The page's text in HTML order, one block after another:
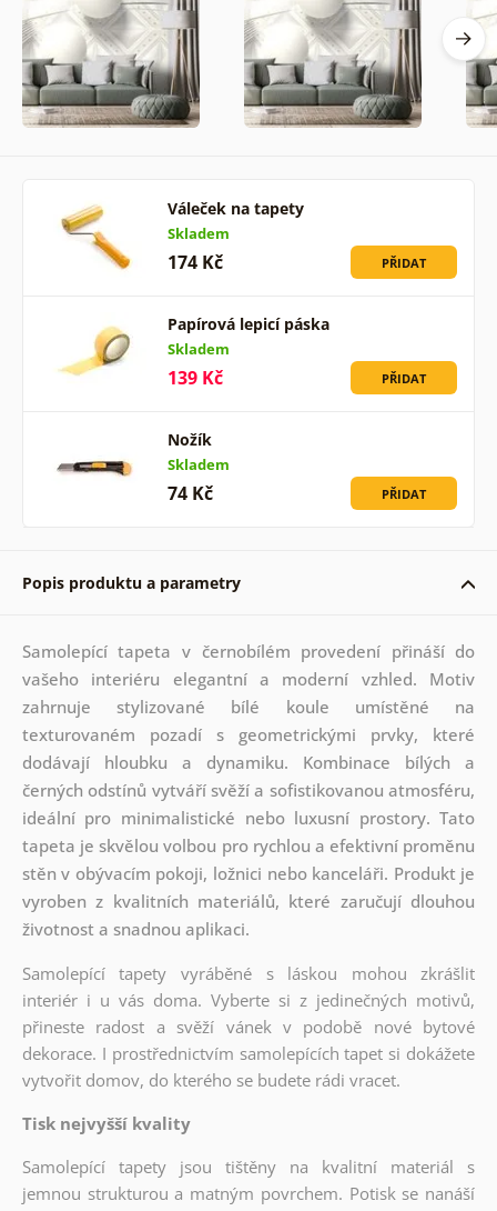
Váleček na tapety
Skladem
174 Kč PŘIDAT
Papírová lepicí páska
Skladem
139 Kč PŘIDAT
Nožík
Skladem
74 Kč PŘIDAT
Popis produktu a parametry
Samolepící tapeta v černobílém provedení přináší do
vašeho interiéru elegantní a moderní vzhled. Motiv
zahrnuje stylizované bílé koule umístěné na
texturovaném pozadí s geometrickými prvky, které
dodávají hloubku a dynamiku. Kombinace bílých a
černých odstínů vytváří svěží a sofistikovanou atmosféru,
ideální pro minimalistické nebo luxusní prostory. Tato
tapeta je skvělou volbou pro rychlou a efektivní proměnu
stěn v obývacím pokoji, ložnici nebo kanceláři. Produkt je
vyroben z kvalitních materiálů, které zaručují dlouhou
životnost a snadnou aplikaci.
Samolepící tapety vyráběné s láskou mohou zkrášlit
interiér i u vás doma. Vyberte si z jedinečných motivů,
přineste radost a svěží vánek v podobě nové bytové
dekorace. I prostřednictvím samolepících tapet si dokážete
vytvořit domov, do kterého se budete rádi vracet.
Tisk nejvyšší kvality
Samolepící tapety jsou tištěny na kvalitní materiál s
jemnou strukturou a matným povrchem. Potisk se nanáší